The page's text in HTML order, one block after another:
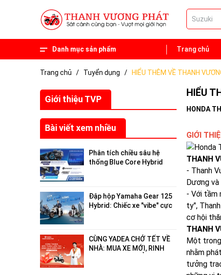
Danh mục sản phẩm Trang chủ
Trang chủ / Tuyển dụng / HIỂU THÊM VỀ THANH
Giới thiệu TVP
Bài viết xem nhiều
Phân tích chiều sâu hệ
thống Blue Core Hybrid
Đập hộp Yamaha Gear 125
Hybrid: Chiếc xe "vibe" cực
CÙNG YADEA CHỞ TẾT VỀ
NHÀ: MUA XE MỚI, RINH
HIỂU
HONDA
GIỚI
THANH
- Thanh
Dương
- Với tầm
ty",
cơ hội
THANH
Một
nhằm
tưởng